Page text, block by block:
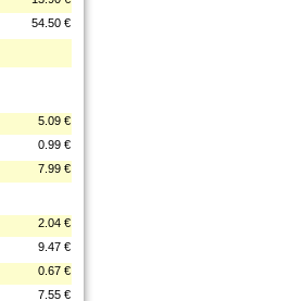
54.50 €
5.09 €
0.99 €
7.99 €
2.04 €
9.47 €
0.67 €
7.55 €